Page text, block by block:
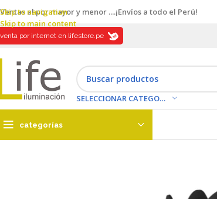
Skip to navigation
Skip to main content
Ventas al por mayor y menor ....¡Envíos a todo el Perú!
venta por internet en lifestore.pe
SELECCIONAR CATEGORÍA
categorías